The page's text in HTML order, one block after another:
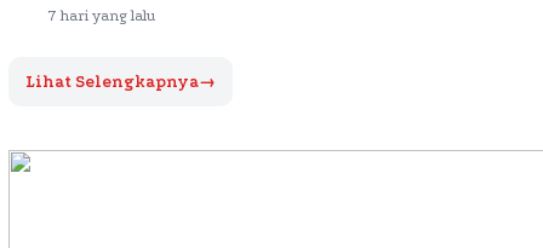
7 hari yang lalu
Lihat Selengkapnya→